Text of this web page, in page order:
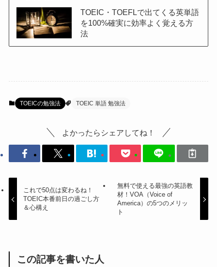
TOEIC・TOEFLで出てくる英単語
を100%確実に効率よく覚える方
法
TOEICの勉強法 TOEIC 単語 勉強法
よかったらシェアしてね！
これで50点は変わるね！
TOEIC本番前日の過ごし方
＆心構え
無料で使える最強の英語教
材！VOA（Voice of
America）の5つのメリッ
ト
この記事を書いた人